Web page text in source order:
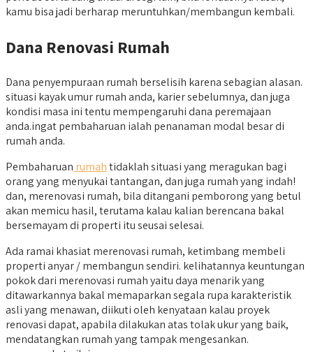
kamu bisa jadi berharap meruntuhkan/membangun kembali.
Dana Renovasi Rumah
Dana penyempuraan rumah berselisih karena sebagian alasan.
situasi kayak umur rumah anda, karier sebelumnya, dan juga
kondisi masa ini tentu mempengaruhi dana peremajaan
anda.ingat pembaharuan ialah penanaman modal besar di
rumah anda.
Pembaharuan rumahtidaklah situasi yang meragukan bagi
orang yang menyukai tantangan, dan juga rumah yang indah!
dan, merenovasi rumah, bila ditangani pemborong yang betul
akan memicu hasil, terutama kalau kalian berencana bakal
bersemayam di properti itu seusai selesai.
Ada ramai khasiat merenovasi rumah, ketimbang membeli
properti anyar / membangun sendiri. kelihatannya keuntungan
pokok dari merenovasi rumah yaitu daya menarik yang
ditawarkannya bakal memaparkan segala rupa karakteristik
asli yang menawan, diikuti oleh kenyataan kalau proyek
renovasi dapat, apabila dilakukan atas tolak ukur yang baik,
mendatangkan rumah yang tampak mengesankan.